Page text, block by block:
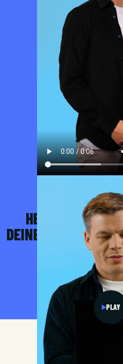
PLAY
KONTAKT
HEY, ICH BIN
DEINEN TRAUMJOB
MIR
RECRUITING